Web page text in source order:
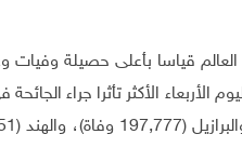
العالم قياسا بأعلى حصيلة
الأربعاء الأكثر تأثرا جراء